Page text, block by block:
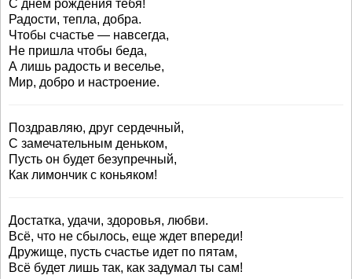
С днем рождения тебя!
Радости, тепла, добра.
Чтобы счастье — навсегда,
Не пришла чтобы беда,
А лишь радость и веселье,
Мир, добро и настроение.
Поздравляю, друг сердечный,
С замечательным деньком,
Пусть он будет безупречный,
Как лимончик с коньяком!
Достатка, удачи, здоровья, любви.
Всё, что не сбылось, еще ждет впереди!
Дружище, пусть счастье идет по пятам,
Всё будет лишь так, как задумал ты сам!